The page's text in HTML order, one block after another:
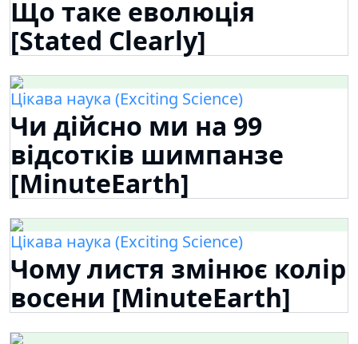
Що таке еволюція
[Stated Clearly]
Цікава наука (Exciting Science)
Чи дійсно ми на 99
відсотків шимпанзе
[MinuteEarth]
Цікава наука (Exciting Science)
Чому листя змінює колір
восени [MinuteEarth]